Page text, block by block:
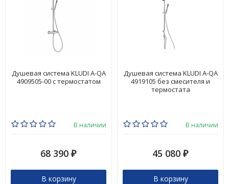
Душевая система KLUDI A-QA
4909505-00 с термостатом
В наличии
68 390 ₽
В корзину
Душевая система KLUDI A-QA
4919105 без смесителя и
термостата
В наличии
45 080 ₽
В корзину